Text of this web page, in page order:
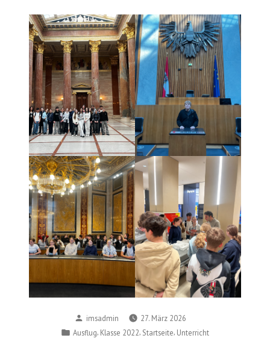
Posted
by
imsadmin
27. März 2026
Posted
Ausflug Klasse 2022 Startseite Unterricht